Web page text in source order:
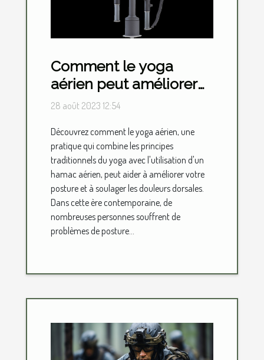
Comment le yoga
aérien peut améliorer
votre posture et
dorsales
28 août 2023 12:54
Découvrez comment le yoga aérien, une
pratique qui combine les principes
traditionnels du yoga avec l'utilisation d'un
hamac aérien, peut aider à améliorer votre
posture et à soulager les douleurs dorsales.
Dans cette ère contemporaine, de
nombreuses personnes souffrent de
problèmes de posture...